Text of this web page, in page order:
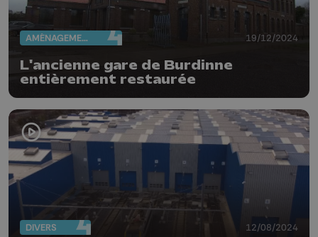
AMÉNAGEMENT DU TERRITOIRE 19/12/2024
L'ancienne gare de Burdinne
entièrement restaurée
DIVERS 12/08/2024